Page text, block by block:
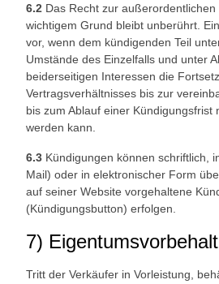
6.2 Das Recht zur
wichtigem Grund bleibt unberührt.
vor, wenn dem kündigenden Teil
Umstände des Einzelfalls und unter
beiderseitigen Interessen die
Vertragsverhältnisses bis zur
bis zum Ablauf einer Kündigungsfrist
werden kann.
6.3 Kündigungen können schriftlich,
Mail) oder in elektronischer Form
auf seiner Website vorgehaltene
(Kündigungsbutton) erfolgen.
7) Eigentumsvorbehalt
Tritt der Verkäufer in Vorleistung,